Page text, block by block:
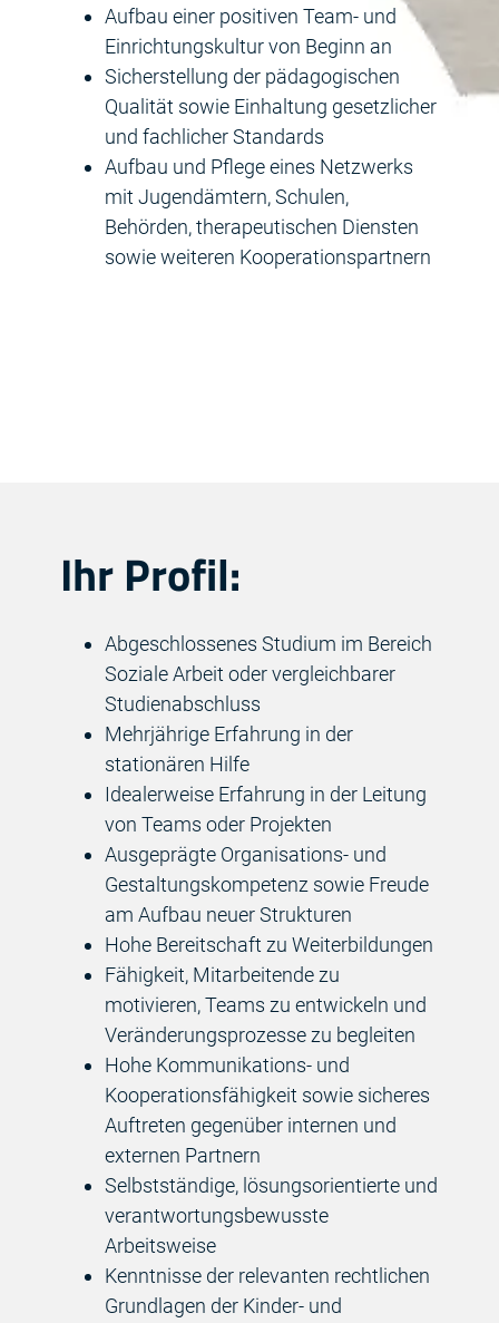
Aufbau einer positiven Team- und
Einrichtungskultur von Beginn an
Sicherstellung der pädagogischen
Qualität sowie Einhaltung gesetzlicher
und fachlicher Standards
Aufbau und Pflege eines Netzwerks
mit Jugendämtern, Schulen,
Behörden, therapeutischen Diensten
sowie weiteren Kooperationspartnern
Ihr Profil:
Abgeschlossenes Studium im Bereich
Soziale Arbeit oder vergleichbarer
Studienabschluss
Mehrjährige Erfahrung in der
stationären Hilfe
Idealerweise Erfahrung in der Leitung
von Teams oder Projekten
Ausgeprägte Organisations- und
Gestaltungskompetenz sowie Freude
am Aufbau neuer Strukturen
Hohe Bereitschaft zu Weiterbildungen
Fähigkeit, Mitarbeitende zu
motivieren, Teams zu entwickeln und
Veränderungsprozesse zu begleiten
Hohe Kommunikations- und
Kooperationsfähigkeit sowie sicheres
Auftreten gegenüber internen und
externen Partnern
Selbstständige, lösungsorientierte und
verantwortungsbewusste
Arbeitsweise
Kenntnisse der relevanten rechtlichen
Grundlagen der Kinder- und